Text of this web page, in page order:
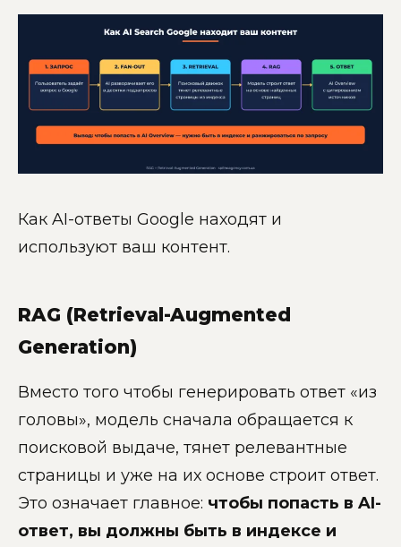
Как AI-ответы Google находят и
используют ваш контент.
RAG (Retrieval-Augmented
Generation)
Вместо того чтобы генерировать ответ «из
головы», модель сначала обращается к
поисковой выдаче, тянет релевантные
страницы и уже на их основе строит ответ.
Это означает главное: чтобы попасть в AI-
ответ, вы должны быть в индексе и